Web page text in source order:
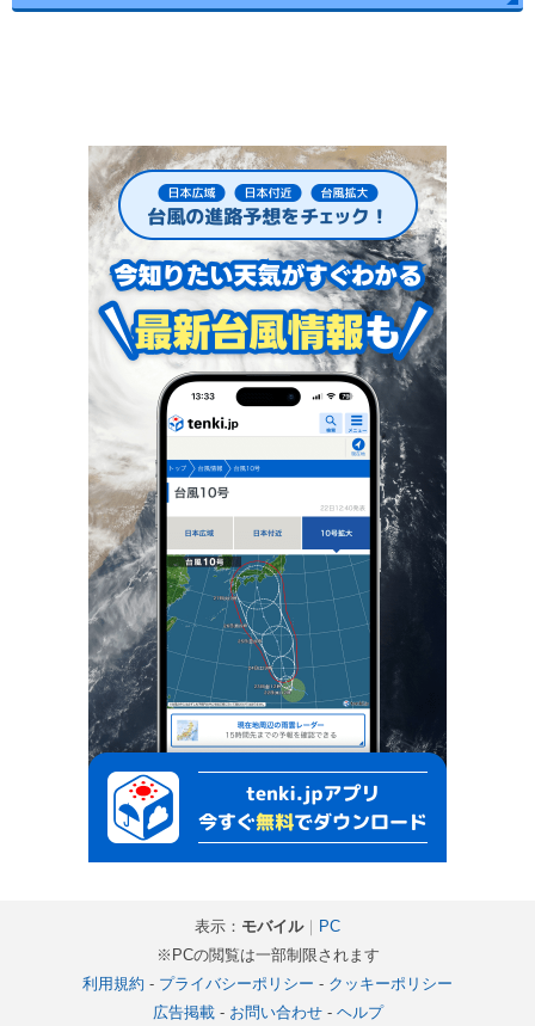
表示： モバイル｜ PC
※PCの閲覧は一部制限されます
利用規約 - プライバシーポリシー - クッキーポリシー
広告掲載- お問い合わせ- ヘルプ